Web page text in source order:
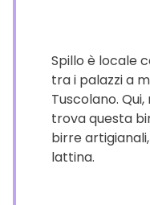
Spillo è locale
tra i palazzi a
Tuscolano.
trova questa
birre
lattina.